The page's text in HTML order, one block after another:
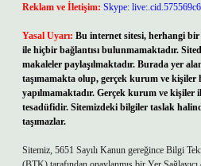
Reklam ve İletişim: Skype:
Yasal Uyarı: Bu internet sitesi, herhangi
ile hiçbir bağlantısı bulunmamaktadır.
makaleler paylaşılmaktadır. Burada yer
taşımamakta olup, gerçek kurum ve kişiler
yapılmamaktadır. Gerçek kurum ve kişiler
tesadüfidir. Sitemizdeki bilgiler taslak
taşımazlar.
Sitemiz, 5651 Sayılı Kanun gereğince Bilgi